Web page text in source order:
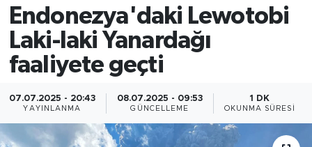
Endonezya'daki Lewotobi
Laki-laki Yanardağı
faaliyete geçti
07.07.2025 - 20:43
YAYINLANMA
08.07.2025 - 09:53
GÜNCELLEME
1 DK
OKUNMA SÜRESI
Dünya
Politika